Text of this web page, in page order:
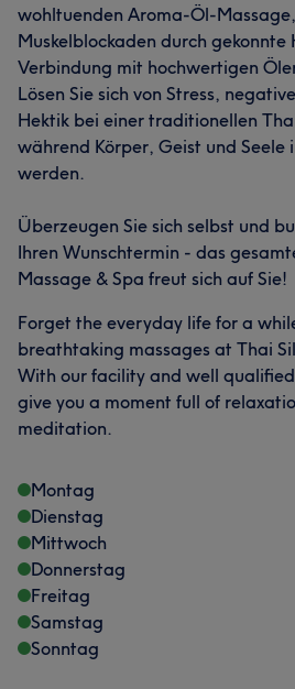
wohltuenden Aroma-Öl-
Muskelblockaden durch gekonnte
Verbindung mit hochwertigen
Lösen Sie sich von Stress,
Hektik bei einer traditionellen
während Körper, Geist und Seele
werden.
Überzeugen Sie sich selbst und
Ihren Wunschtermin - das
Massage & Spa freut sich auf Sie!
Forget the everyday life for a
breathtaking massages at Thai
With our facility and well
give you a moment full of
meditation.
Montag
Dienstag
Mittwoch
Donnerstag
Freitag
Samstag
Sonntag